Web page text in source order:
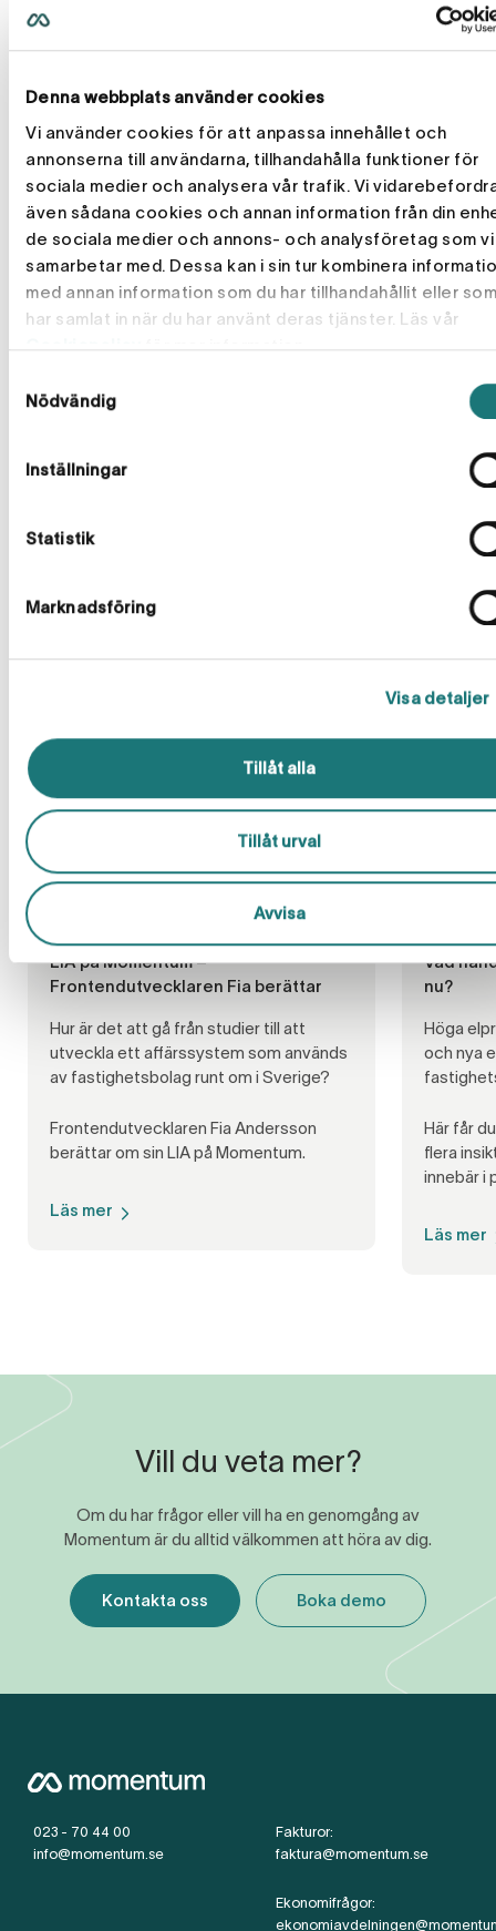
Denna webbplats använder cookies
Vi använder cookies för att anpassa innehållet och
annonserna till användarna, tillhandahålla funktioner för
sociala medier och analysera vår trafik. Vi
även sådana cookies och annan information från din
de sociala medier och annons- och analysföretag som vi
samarbetar med. Dessa kan i sin tur kombinera
med annan information som du har tillhandahållit eller
har samlat in när du har använt deras tjänster. Läs vår
Nödvändig
Inställningar
Statistik
Marknadsföring
Visa detaljer
Tillåt alla
Tillåt urval
Avvisa
dessutom är omgiven av trevliga kollegor gör att det blir
ännu roligare att gå till jobbet varje dag (eller koppla upp sig
Möjligheten till att vara med och göra skillnad. Vi har korta
beslutsled som gör att man har stora möjligheter att få
vara med och påverka och det höjer motivationen.
Till sist,
vad är ditt råd tillandra som funderar på att
till Momentum?
och kollegor så har vi chefer och en ledning som ger alla
Mer från bloggen
LIA på Momentum –
Frontendutvecklaren Fia berättar
Hur är det att gå från studier till att
utveckla ett affärssystem som används
av fastighetsbolag runt om i Sverige?
Frontendutvecklaren Fia Andersson
berättar om sin LIA på Momentum.
Läs mer
Vad
nu?
Höga
och nya
Här får
flera
innebär i
Läs mer
Vill du veta mer?
Om du har frågor eller vill ha en genomgång av
Momentum är du alltid välkommen att höra av dig.
Kontakta oss Boka demo
023 - 70 44 00
info@momentum.se
Fakturor:
faktura@momentum.se
Ekonomifrågor: